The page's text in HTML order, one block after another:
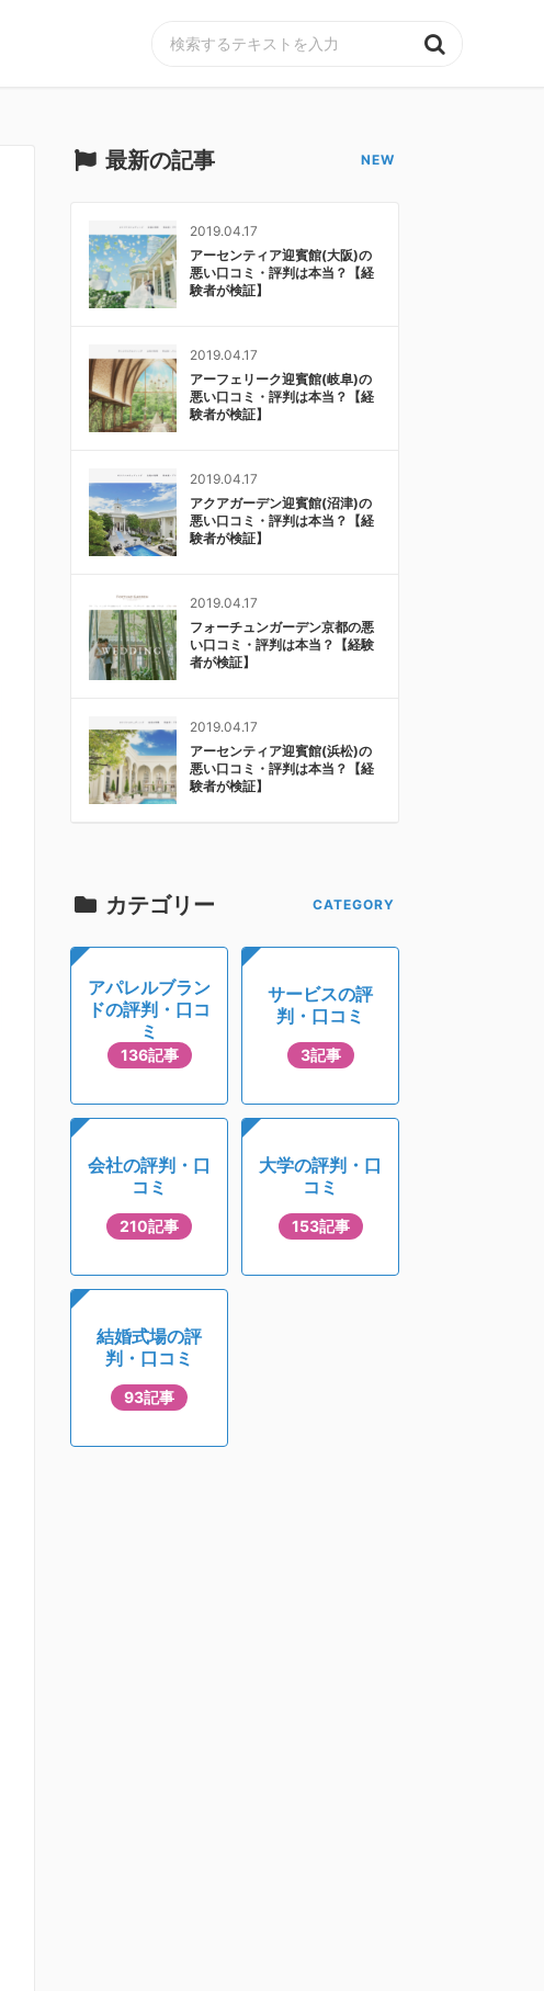
最新の記事
2019.04.17
アーセンティア迎賓館(大阪)の
悪い口コミ・評判は本当？【経
験者が検証】
2019.04.17
アーフェリーク迎賓館(岐阜)の
悪い口コミ・評判は本当？【経
験者が検証】
2019.04.17
アクアガーデン迎賓館(沼津)の
悪い口コミ・評判は本当？【経
験者が検証】
2019.04.17
フォーチュンガーデン京都の悪
い口コミ・評判は本当？【経験
者が検証】
2019.04.17
アーセンティア迎賓館(浜松)の
悪い口コミ・評判は本当？【経
験者が検証】
カテゴリー
アパレルブラン
ドの評判・口コ
ミ
136記事
サービスの評
判・口コミ
3記事
会社の評判・口
コミ
210記事
大学の評判・口
コミ
153記事
結婚式場の評
判・口コミ
93記事